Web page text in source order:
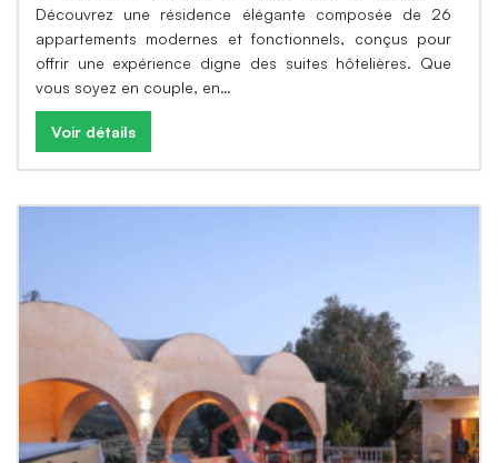
Découvrez une résidence élégante composée de 26
appartements modernes et fonctionnels, conçus pour
offrir une expérience digne des suites hôtelières. Que
vous soyez en couple, en…
Voir détails